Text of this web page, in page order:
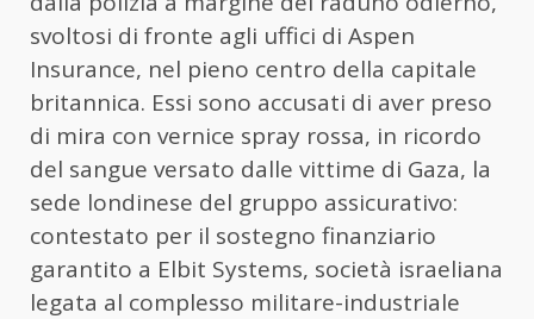
svoltosi di fronte agli uffici di Aspen
Insurance, nel pieno centro della capitale
britannica. Essi sono accusati di aver preso
di mira con vernice spray rossa, in ricordo
del sangue versato dalle vittime di Gaza, la
sede londinese del gruppo assicurativo:
contestato per il sostegno finanziario
garantito a Elbit Systems, società israeliana
legata al complesso militare-industriale